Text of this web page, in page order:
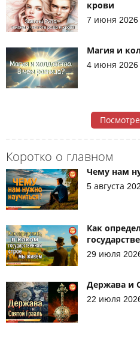
Коротко о главном
Чему нам
5 августа
Как
29 июля
Держава и
22 июля
крови
7 июня 2026
Магия и
4 июня 2026